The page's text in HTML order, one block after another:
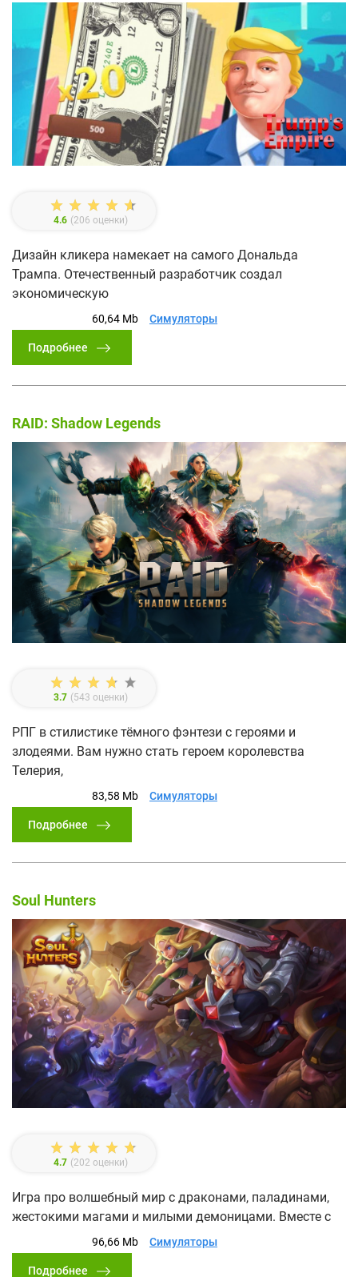
4.6 (206 оценки)
Дизайн кликера намекает на самого Дональда
Трампа. Отечественный разработчик создал
экономическую
60,64 Mb Симуляторы
Подробнее
RAID: Shadow Legends
3.7 (543 оценки)
РПГ в стилистике тёмного фэнтези с героями и
злодеями. Вам нужно стать героем королевства
Телерия,
83,58 Mb Симуляторы
Подробнее
Soul Hunters
4.7 (202 оценки)
Игра про волшебный мир с драконами, паладинами,
жестокими магами и милыми демоницами. Вместе с
96,66 Mb Симуляторы
Подробнее